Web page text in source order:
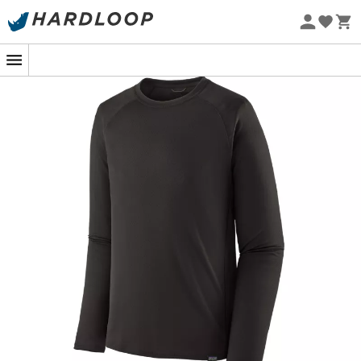
Zomeraanbiedingen 🔥 -5% EXTRA vanaf 2 producten* met
DeCap MW Crew, ontworpen doorPatagonia, is zonder
twijfel een van de meest prestatiegerichte
ooit gemaakt door Patagonia
gebruik te maken van innovatieve processen en de
uitzonderlijke knowhow van
Patagonia , zal de
snel onmisbaar worden in al je avonturen in de
. Dankzij het materiaal dat een dubbel gebreide
stof van gerecycled polyester en een wafelpatroon aan
de binnenkant combineert, is de
Cap MW Crew
ongelooflijk warm en ademend. Bovendien zorgt de
behandeling ervoor dat je de
Cap MW
meerdere keren kunt dragen zonder
onaangename geuren, waardoor deze
eerste laag van
een waardevolle bondgenoot is voor lange
beklimmingen. Daarnaast zorgt het Capilene®